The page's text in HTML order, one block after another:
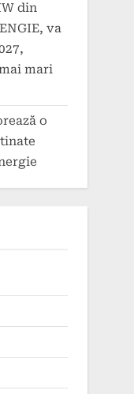
din
va
mari
o